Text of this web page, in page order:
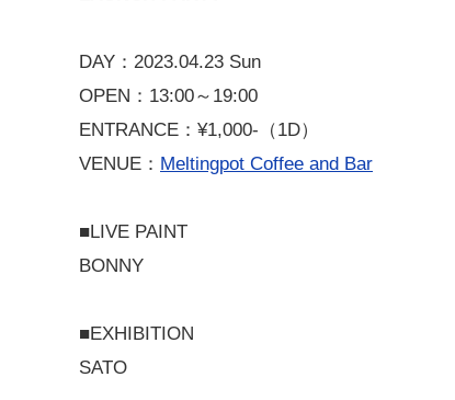
DAY：2023.04.23 Sun
OPEN：13:00～19:00
ENTRANCE：¥1,000-（1D）
VENUE： Meltingpot Coffee and Bar
■LIVE PAINT
BONNY
■EXHIBITION
SATO